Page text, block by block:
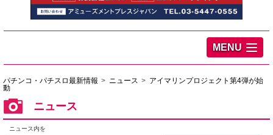
MENU
パチンコ・パチスロ最新情報 ニュース
アイマリンプロジェクト第4弾が始
動
ニュース
ニュース内を